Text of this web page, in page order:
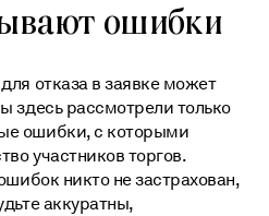
ошибки
отказа в заявке может
здесь рассмотрели только
ошибки, с которыми
участников торгов.
никто не застрахован,
аккуратны,